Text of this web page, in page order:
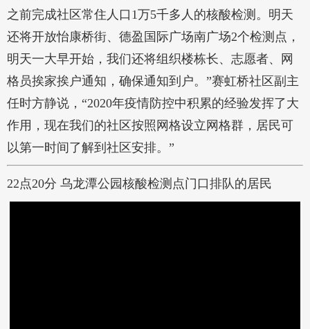
之前完成社区常住人口1万5千多人的核酸检测。明天
还将开放怡康桥街、德盈国际广场南广场2个检测点，
明天一大早开始，我们还将组织楼栋长、志愿者、网
格员挨家挨户通知，确保通知到户。”赛虹桥社区副主
任时方静说，“2020年疫情防控中积累的经验发挥了大
作用，现在我们的社区按照网格设立网格群，居民可
以第一时间了解到社区安排。”
22点20分 乌龙潭公园核酸检测点门口排队的居民